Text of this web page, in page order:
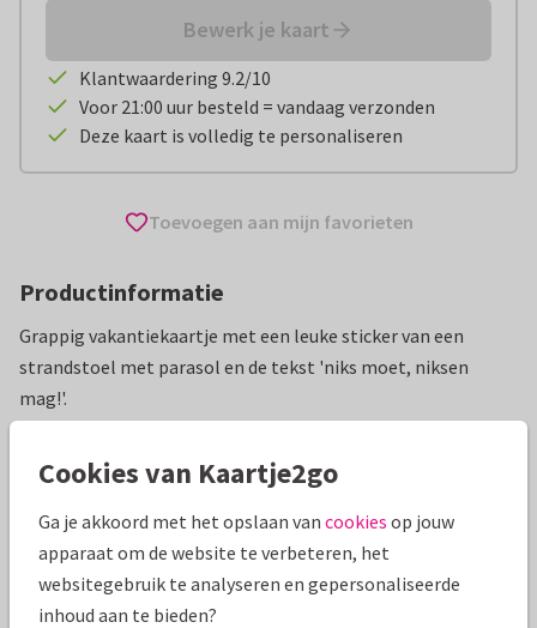
Bewerk je kaart
Klantwaardering 9.2/10
Voor 21:00 uur besteld = vandaag verzonden
Deze kaart is volledig te personaliseren
Toevoegen aan mijn favorieten
Productinformatie
Grappig vakantiekaartje met een leuke sticker van een
strandstoel met parasol en de tekst 'niks moet, niksen
mag!'.
Vakantiekaarten Manique Fijne vakantie
Specificaties bij deze kaart
Cookies van Kaartje2go
Ga je akkoord met het opslaan van cookies op jouw
apparaat om de website te verbeteren, het
websitegebruik te analyseren en gepersonaliseerde
inhoud aan te bieden?